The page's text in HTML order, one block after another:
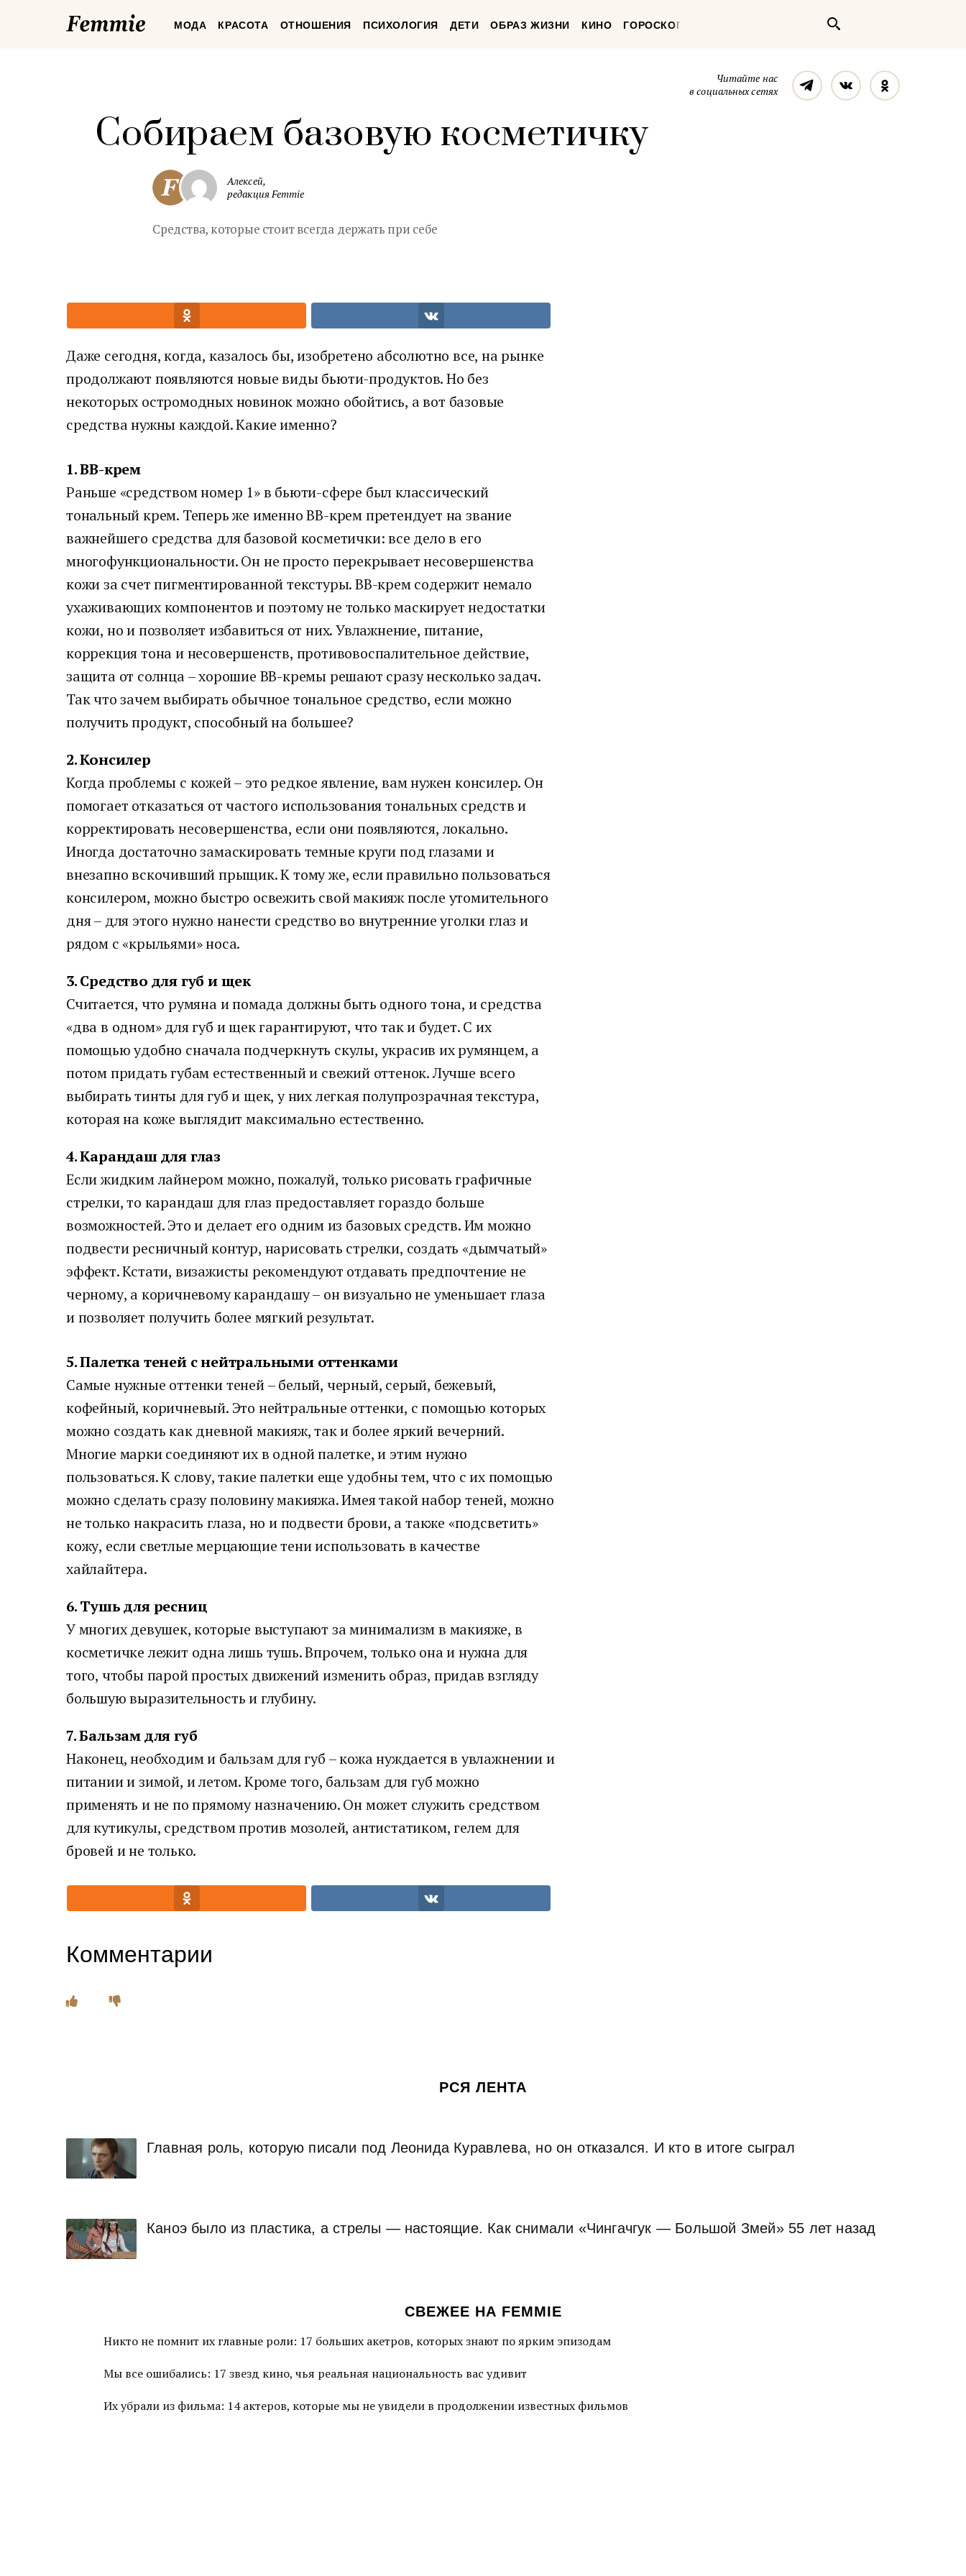
FemmieМОДА КРАСОТА ОТНОШЕНИЯ ПСИХОЛОГИЯ ДЕТИ ОБРАЗ ЖИЗНИ КИНО ГОРОСКОП
Читайте нас
в социальных сетях
ТелеграмВконтакте
Собираем базовую косметичку
Алексей,
редакция Femmie
Средства, которые стоит всегда держать при себе
Даже сегодня, когда, казалось бы, изобретено абсолютно все, на рынке
продолжают появляются новые виды бьюти-продуктов. Но без
некоторых остромодных новинок можно обойтись, а вот базовые
средства нужны каждой. Какие именно?
1. BB-крем
Раньше «средством номер 1» в бьюти-сфере был классический
тональный крем. Теперь же именно BB-крем претендует на звание
важнейшего средства для базовой косметички: все дело в его
многофункциональности. Он не просто перекрывает несовершенства
кожи за счет пигментированной текстуры. BB-крем содержит немало
ухаживающих компонентов и поэтому не только маскирует недостатки
кожи, но и позволяет избавиться от них. Увлажнение, питание,
коррекция тона и несовершенств, противовоспалительное действие,
защита от солнца – хорошие BB-кремы решают сразу несколько задач.
Так что зачем выбирать обычное тональное средство, если можно
получить продукт, способный на большее?
2. Консилер
Когда проблемы с кожей – это редкое явление, вам нужен консилер. Он
помогает отказаться от частого использования тональных средств и
корректировать несовершенства, если они появляются, локально.
Иногда достаточно замаскировать темные круги под глазами и
внезапно вскочивший прыщик. К тому же, если правильно пользоваться
консилером, можно быстро освежить свой макияж после утомительного
дня – для этого нужно нанести средство во внутренние уголки глаз и
рядом с «крыльями» носа.
3. Средство для губ и щек
Считается, что румяна и помада должны быть одного тона, и средства
«два в одном» для губ и щек гарантируют, что так и будет. С их
помощью удобно сначала подчеркнуть скулы, украсив их румянцем, а
потом придать губам естественный и свежий оттенок. Лучше всего
выбирать тинты для губ и щек, у них легкая полупрозрачная текстура,
которая на коже выглядит максимально естественно.
4. Карандаш для глаз
Если жидким лайнером можно, пожалуй, только рисовать графичные
стрелки, то карандаш для глаз предоставляет гораздо больше
возможностей. Это и делает его одним из базовых средств. Им можно
подвести ресничный контур, нарисовать стрелки, создать «дымчатый»
эффект. Кстати, визажисты рекомендуют отдавать предпочтение не
черному, а коричневому карандашу – он визуально не уменьшает глаза
и позволяет получить более мягкий результат.
5. Палетка теней с нейтральными оттенками
Самые нужные оттенки теней – белый, черный, серый, бежевый,
кофейный, коричневый. Это нейтральные оттенки, с помощью которых
можно создать как дневной макияж, так и более яркий вечерний.
Многие марки соединяют их в одной палетке, и этим нужно
пользоваться. К слову, такие палетки еще удобны тем, что с их помощью
можно сделать сразу половину макияжа. Имея такой набор теней, можно
не только накрасить глаза, но и подвести брови, а также «подсветить»
кожу, если светлые мерцающие тени использовать в качестве
хайлайтера.
6. Тушь для ресниц
У многих девушек, которые выступают за минимализм в макияже, в
косметичке лежит одна лишь тушь. Впрочем, только она и нужна для
того, чтобы парой простых движений изменить образ, придав взгляду
большую выразительность и глубину.
7. Бальзам для губ
Наконец, необходим и бальзам для губ – кожа нуждается в увлажнении и
питании и зимой, и летом. Кроме того, бальзам для губ можно
применять и не по прямому назначению. Он может служить средством
для кутикулы, средством против мозолей, антистатиком, гелем для
бровей и не только.
Комментарии
РСЯ ЛЕНТА
Главная роль, которую писали под Леонида Куравлева, но он отказался. И кто в итоге сыграл
Каноэ было из пластика, а стрелы — настоящие. Как снимали «Чингачгук — Большой Змей» 55 лет назад
СВЕЖЕЕ НА FEMMIE
Никто не помнит их главные роли: 17 больших акетров, которых знают по ярким эпизодам
Мы все ошибались: 17 звезд кино, чья реальная национальность вас удивит
Их убрали из фильма: 14 актеров, которые мы не увидели в продолжении известных фильмов